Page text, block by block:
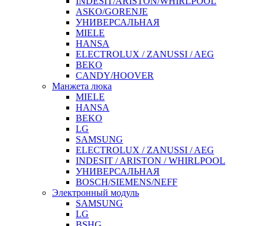
ASKO/GORENJE
УНИВЕРСАЛЬНАЯ
MIELE
HANSA
ELECTROLUX / ZANUSSI / AEG
BEKO
CANDY/HOOVER
Манжета люка
MIELE
HANSA
BEKO
LG
SAMSUNG
ELECTROLUX / ZANUSSI / AEG
INDESIT / ARISTON / WHIRLPOOL
УНИВЕРСАЛЬНАЯ
BOSCH/SIEMENS/NEFF
Электронный модуль
SAMSUNG
LG